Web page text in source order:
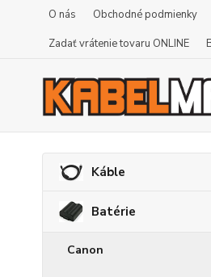
O nás Obchodné podmienky
Zadať vrátenie tovaru ONLINE
Káble
Batérie
Canon